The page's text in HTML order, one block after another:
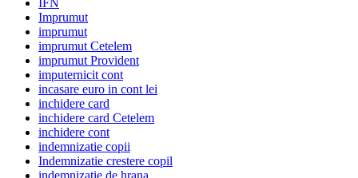
IFN
Imprumut
imprumut
imprumut Cetelem
imprumut Provident
imputernicit cont
incasare euro in cont lei
inchidere card
inchidere card Cetelem
inchidere cont
indemnizatie copii
Indemnizatie crestere copil